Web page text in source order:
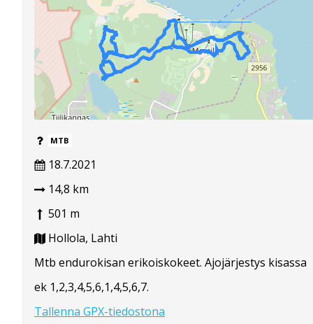
MTB
18.7.2021
14,8 km
501 m
Hollola, Lahti
Mtb endurokisan erikoiskokeet. Ajojärjestys kisassa
ek 1,2,3,4,5,6,1,4,5,6,7.
Tallenna GPX-tiedostona